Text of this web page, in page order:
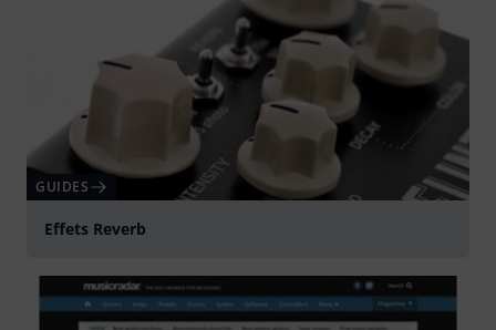
GUIDES
Effets Reverb